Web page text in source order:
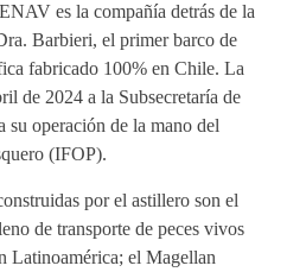
es la compañía detrás de la
Barbieri, el primer barco de
fabricado 100% en Chile. La
de 2024 a la Subsecretaría de
su operación de la mano del
(IFOP).
por el astillero son el
de transporte de peces vivos
Latinoamérica; el Magellan